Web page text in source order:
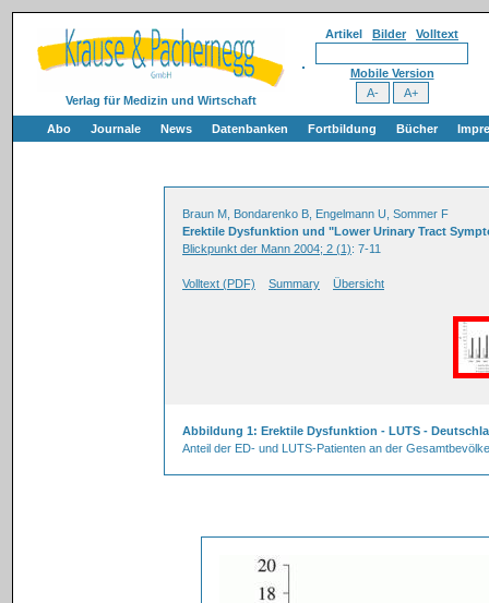
Verlag für Medizin und Wirtschaft
Artikel Bilder Volltext
Mobile Version
Abo Journale News Datenbanken Fortbildung Bücher
Braun M, Bondarenko B, Engelmann U, Sommer F
Erektile Dysfunktion und "Lower Urinary Tract
Blickpunkt der Mann 2004; 2 (1): 7-11
Volltext (PDF) Summary Übersicht
Abbildung 1: Erektile Dysfunktion - LUTS -
Anteil der ED- und LUTS-Patienten an der